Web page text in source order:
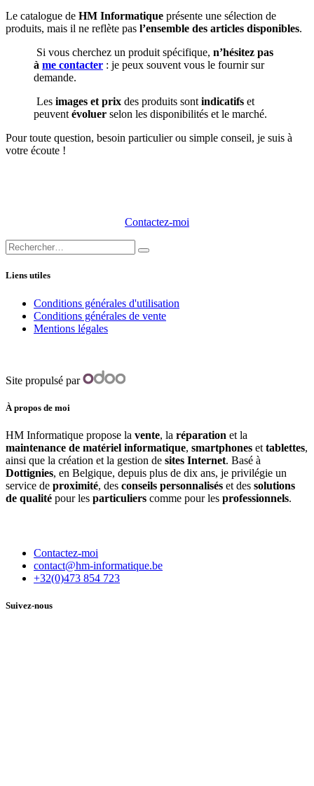
Le catalogue de HM Informatique présente une sélection de
produits, mais il ne reflète pas l’ensemble des articles disponibles.
Si vous cherchez un produit spécifique, n’hésitez pas
à me contacter : je peux souvent vous le fournir sur
demande.
Les images et prix des produits sont indicatifs et
peuvent évoluer selon les disponibilités et le marché.
​Pour toute question, besoin particulier ou simple conseil, je suis à
votre écoute !
Contactez-moi
Liens utiles
Conditions générales d'utilisation
Conditions générales de vente
Mentions légales
Site propulsé par
À propos de moi
HM Informatique propose la vente, la réparation et la
maintenance de matériel informatique, smartphones et tablettes,
ainsi que la création et la gestion de sites Internet. Basé à
Dottignies, en Belgique, depuis plus de dix ans, je privilégie un
service de proximité, des conseils personnalisés et des solutions
de qualité pour les particuliers comme pour les professionnels.
Contactez-moi
contact@hm-informatique.be
+32(0)473 854 723
Suivez-nous